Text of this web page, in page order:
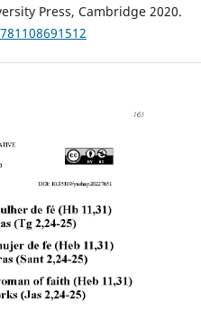
Press, Cambridge 2020.